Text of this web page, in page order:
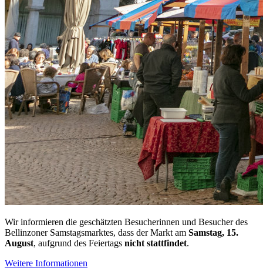
Wir informieren die geschätzten Besucherinnen und Besucher des
Bellinzoner Samstagsmarktes, dass der Markt am Samstag, 15.
August, aufgrund des Feiertags nicht stattfindet.
Weitere Informationen